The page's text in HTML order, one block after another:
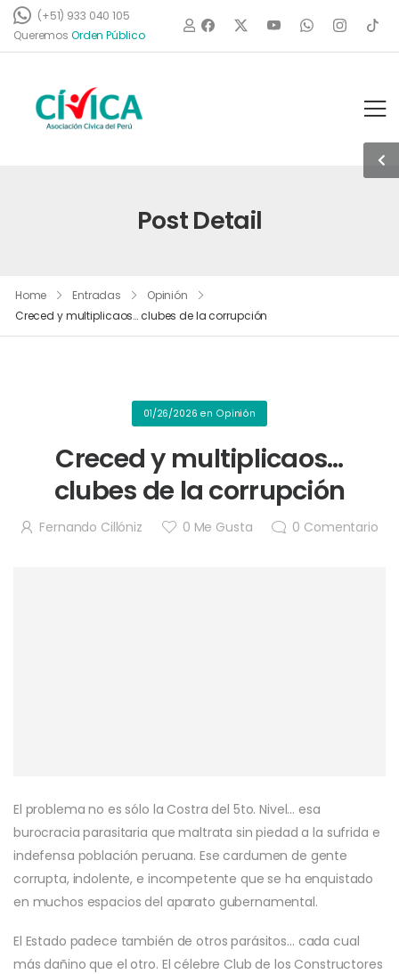
(+51) 933 040 105
Queremos Orden Público
Post Detail
Home Entradas
Opinión
Creced y multiplicaos… clubes de la corrupción
01/26/2026 en Opinión
Creced y multiplicaos…
clubes de la corrupción
Fernando Cillóniz 0 Me Gusta 0 Comentario
El problema no es sólo la Costra del 5to. Nivel… esa
burocracia parasitaria que maltrata sin piedad a la sufrida e
indefensa población peruana. Ese cardumen de gente
corrupta, indolente, e incompetente que se ha enquistado
en muchos espacios del aparato gubernamental.
El Estado padece también de otros parásitos… cada cual
más dañino que el otro. El célebre Club de los Constructores